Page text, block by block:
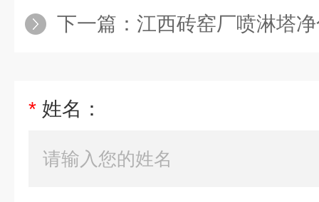
下一篇： 江西砖窑厂喷淋塔
* 姓名：